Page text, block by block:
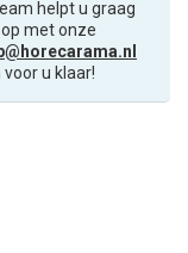
helpt u graag
met onze
voor u klaar!